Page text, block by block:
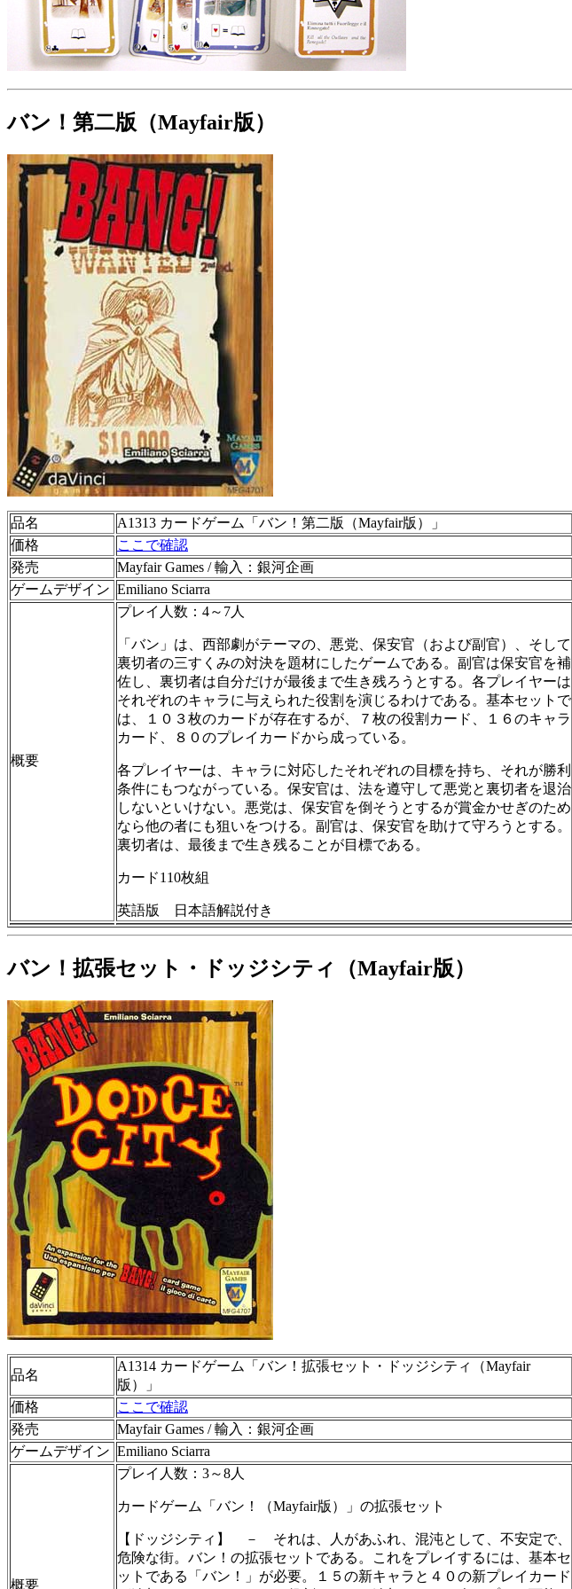
バン！第二版（Mayfair版）
品名
A1313 カードゲーム「バン！第二版（Mayfair版）」
価格
ここで確認
発売
Mayfair Games / 輸入：銀河企画
ゲームデザイン Emiliano Sciarra
概要
プレイ人数：4～7人
「バン」は、西部劇がテーマの、悪党、保安官（および副官）、そして
裏切者の三すくみの対決を題材にしたゲームである。副官は保安官を補
佐し、裏切者は自分だけが最後まで生き残ろうとする。各プレイヤーは
それぞれのキャラに与えられた役割を演じるわけである。基本セットで
は、１０３枚のカードが存在するが、７枚の役割カード、１６のキャラ
カード、８０のプレイカードから成っている。
各プレイヤーは、キャラに対応したそれぞれの目標を持ち、それが勝利
条件にもつながっている。保安官は、法を遵守して悪党と裏切者を退治
しないといけない。悪党は、保安官を倒そうとするが賞金かせぎのため
なら他の者にも狙いをつける。副官は、保安官を助けて守ろうとする。
裏切者は、最後まで生き残ることが目標である。
カード110枚組
英語版 日本語解説付き
バン！拡張セット・ドッジシティ（Mayfair版）
品名
A1314 カードゲーム「バン！拡張セット・ドッジシティ（Mayfair
版）」
価格
ここで確認
発売
Mayfair Games / 輸入：銀河企画
ゲームデザイン Emiliano Sciarra
概要
プレイ人数：3～8人
カードゲーム「バン！（Mayfair版）」の拡張セット
【ドッジシティ】 － それは、人があふれ、混沌として、不安定で、
危険な街。バン！の拡張セットである。これをプレイするには、基本セ
ットである「バン！」が必要。１５の新キャラと４０の新プレイカード